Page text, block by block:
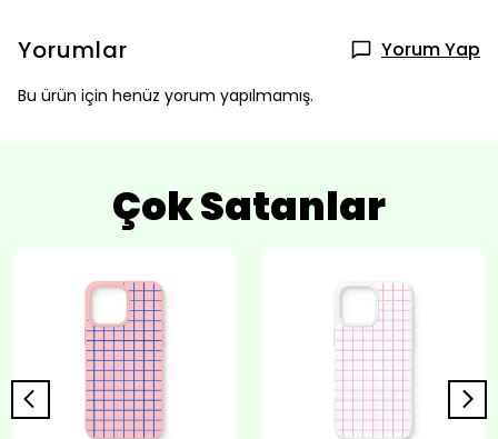
Yorumlar Yorum Yap
Bu ürün için henüz yorum yapılmamış.
Çok Satanlar